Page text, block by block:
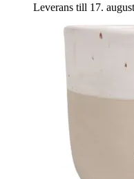
Leverans till 17.